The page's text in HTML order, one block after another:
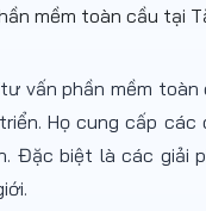
mềm toàn cầu tại
vấn phần mềm toàn
Họ cung cấp các
Đặc biệt là các giải